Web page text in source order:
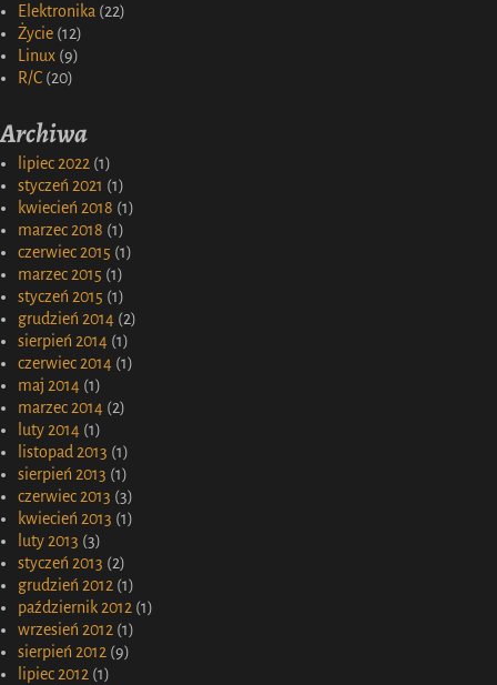
Elektronika (22)
Życie (12)
Linux (9)
R/C (20)
Archiwa
lipiec 2022 (1)
styczeń 2021 (1)
kwiecień 2018 (1)
marzec 2018 (1)
czerwiec 2015 (1)
marzec 2015 (1)
styczeń 2015 (1)
grudzień 2014 (2)
sierpień 2014 (1)
czerwiec 2014 (1)
maj 2014 (1)
marzec 2014 (2)
luty 2014 (1)
listopad 2013 (1)
sierpień 2013 (1)
czerwiec 2013 (3)
kwiecień 2013 (1)
luty 2013 (3)
styczeń 2013 (2)
grudzień 2012 (1)
październik 2012 (1)
wrzesień 2012 (1)
sierpień 2012 (9)
lipiec 2012 (1)